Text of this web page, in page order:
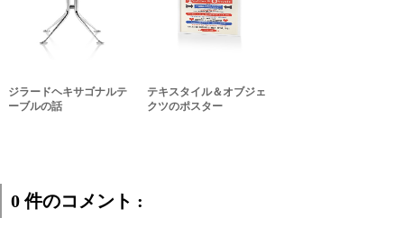
ジラードヘキサゴナルテ
ーブルの話
テキスタイル＆オブジェ
クツのポスター
0 件のコメント :